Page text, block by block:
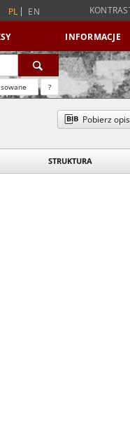
PL EN
INFORMACJE
?
Pobierz
STRUKTURA